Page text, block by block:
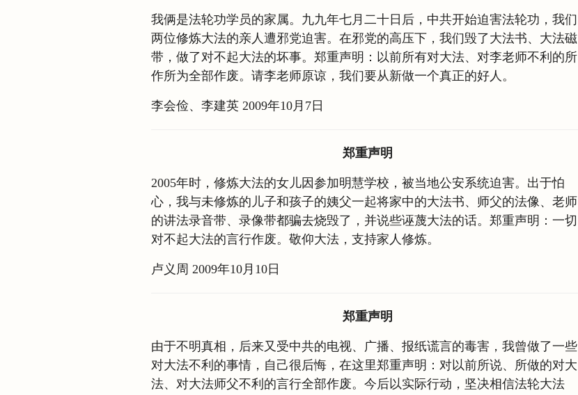
我俩是法轮功学员的家属。九九年七月二十日后，中共开始迫害法轮功，我们
两位修炼大法的亲人遭邪党迫害。在邪党的高压下，我们毁了大法书、大法磁
带，做了对不起大法的坏事。郑重声明：以前所有对大法、对李老师不利的所
作所为全部作废。请李老师原谅，我们要从新做一个真正的好人。
李会俭、李建英 2009年10月7日
郑重声明
2005年时，修炼大法的女儿因参加明慧学校，被当地公安系统迫害。出于怕
心，我与未修炼的儿子和孩子的姨父一起将家中的大法书、师父的法像、老师
的讲法录音带、录像带都骗去烧毁了，并说些诬蔑大法的话。郑重声明：一切
对不起大法的言行作废。敬仰大法，支持家人修炼。
卢义周 2009年10月10日
郑重声明
由于不明真相，后来又受中共的电视、广播、报纸谎言的毒害，我曾做了一些
对大法不利的事情，自己很后悔，在这里郑重声明：对以前所说、所做的对大
法、对大法师父不利的言行全部作废。今后以实际行动，坚决相信法轮大法